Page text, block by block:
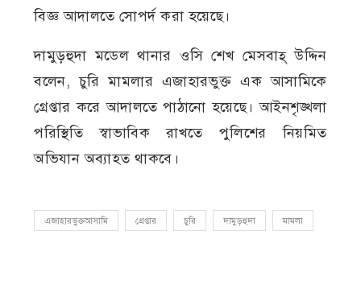
বিজ্ঞ আদালতে সোপর্দ করা হয়েছে।
দামুড়হুদা মডেল থানার ওসি শেখ মেসবাহ্ উদ্দিন
বলেন, চুরি মামলার এজাহারভুক্ত এক আসামিকে
গ্রেপ্তার করে আদালতে পাঠানো হয়েছে। আইনশৃঙ্খলা
পরিস্থিতি স্বাভাবিক রাখতে পুলিশের নিয়মিত
অভিযান অব্যাহত থাকবে।
এজাহারভুক্তআসামি গ্রেপ্তার চুরি দামুড়হুদা মামলা